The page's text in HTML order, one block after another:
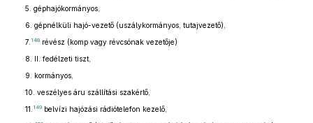
5. géphajókormányos,
6. gépnélküli hajó-vezető (uszálykormányos, tutajvezető),
7. 148 révész (komp vagy révcsónak vezetője)
8. II. fedélzeti tiszt,
9. kormányos,
10. veszélyes áru szállítási szakértő,
11. 149 belvízi hajózási rádiótelefon kezelő,